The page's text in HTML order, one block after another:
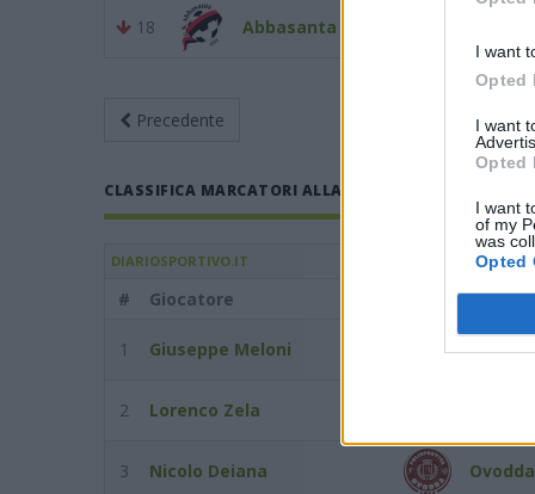
I want
Opted
I want
Opted
I want
of my
was
Opted
18 Abbasanta
Precedente Giornata 5
CLASSIFICA MARCATORI ALLA GIORNATA 5 DEL 05/10/
DIARIOSPORTIVO.IT
# Giocatore Squadra
1 Giuseppe Meloni
2 Lorenco Zela
3 Nicolo Deiana Ovodda